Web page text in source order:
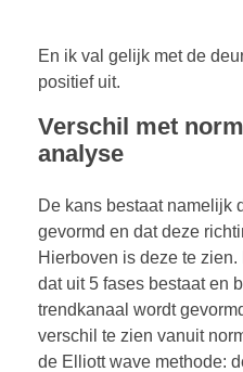
En ik val gelijk met de
positief uit.
Verschil met
analyse
De kans bestaat namelijk
gevormd en dat deze
Hierboven is deze te
dat uit 5 fases bestaat en
trendkanaal wordt
verschil te zien vanuit
de Elliott wave methode: